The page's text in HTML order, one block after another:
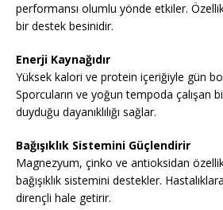
performansı olumlu yönde etkiler.
bir destek besinidir.
Enerji Kaynağıdır
Yüksek kalori ve protein içeriğiyle gün
Sporcuların ve yoğun tempoda çalışan
duyduğu dayanıklılığı sağlar.
Bağışıklık Sistemini Güçlendirir
Magnezyum, çinko ve antioksidan
bağışıklık sistemini destekler.
dirençli hale getirir.